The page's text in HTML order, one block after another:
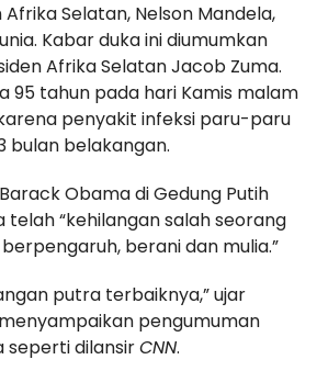
Selatan, Nelson Mandela,
Kabar duka ini diumumkan
Afrika Selatan Jacob Zuma.
95 tahun pada hari Kamis malam
penyakit infeksi paru-paru
bulan belakangan.
Obama di Gedung Putih
telah “kehilangan salah seorang
berani dan mulia.”
putra terbaiknya,” ujar
pengumuman
seperti dilansirCNN.